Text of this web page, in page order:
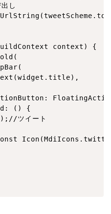
し
context) {
() {
ツイート